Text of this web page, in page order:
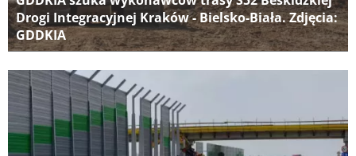
Drogi Integracyjnej Kraków - Bielsko-Biała. Zdjęcia:
GDDKIA